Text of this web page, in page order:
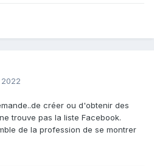
créer ou d'obtenir des
trouve pas la liste Facebook.
de la profession de se montrer